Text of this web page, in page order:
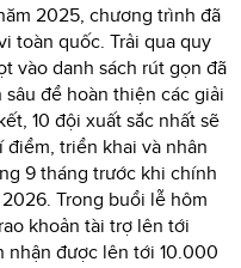
2025, chương trình đã
toàn quốc. Trải qua quy
vào danh sách rút gọn đã
để hoàn thiện các giải
10 đội xuất sắc nhất sẽ
triển khai và nhân
9 tháng trước khi chính
Trong buổi lễ hôm
khoản tài trợ lên tới
nhận được lên tới 10.000